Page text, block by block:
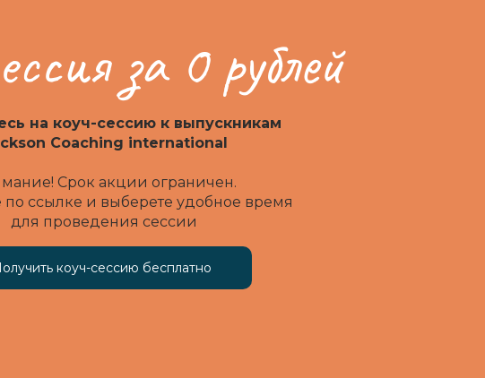
на коуч-сессию к выпускникам
Coaching international
Срок акции ограничен.
ссылке и выберете удобное время
для проведения сессии
коуч-сессию бесплатно
за 0 рублей